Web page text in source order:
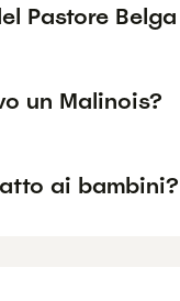
Pastore
un Malinois?
ai bambini?